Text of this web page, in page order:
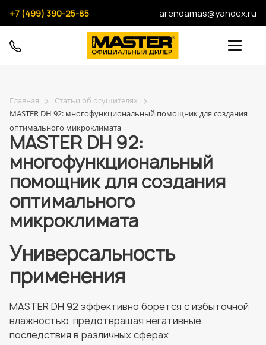
+7 (499) 390-25-85 arendamas@yandex.ru
Главная
Статьи об осушителях
MASTER DH 92: многофункциональный помощник для создания
оптимального микроклимата
MASTER DH 92:
многофункциональный
помощник для создания
оптимального
микроклимата
Универсальность
применения
MASTER DH 92 эффективно борется с избыточной
влажностью, предотвращая негативные
последствия в различных сферах: